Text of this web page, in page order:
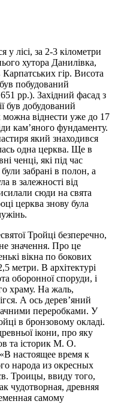
у лісі, за 2-3 кілометри
хутора Данилівка,
гір. Висота
побудований
рр.). Західний фасад з
був добудований
можна віднести уже до 17
кам’яного фундаменту.
який знаходився
одна церква. Ще в
ченці, які під час
забрані в полон, а
в залежності від
сюди на свята
церква знову була
Тройці безперечно,
значення. Про це
вікна по бокових
метри. В архітектурі
оборонної споруди, і
храму. На жаль,
А ось дерев’яний
переробками. У
в бронзовому окладі.
ікони, про яку
та історик М. О.
настоящее время к
народа из окресных
Троицы, ввиду того,
чудотворная, древняя
самому